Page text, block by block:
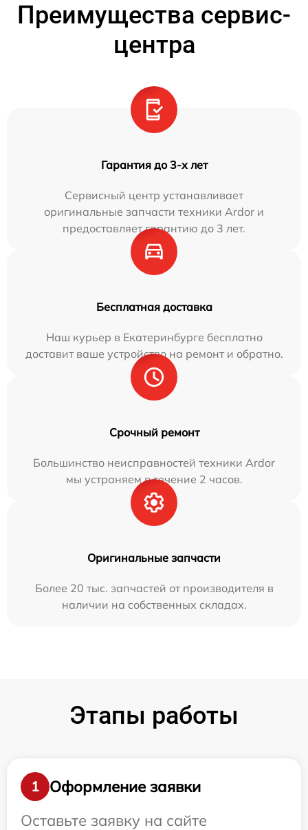
Преимущества сервис-
центра
Гарантия до 3-х лет
Сервисный центр устанавливает
оригинальные запчасти техники Ardor и
предоставляет гарантию до 3 лет.
Бесплатная доставка
Наш курьер в Екатеринбурге бесплатно
доставит ваше устройство на ремонт и обратно.
Срочный ремонт
Большинство неисправностей техники Ardor
мы устраняем в течение 2 часов.
Оригинальные запчасти
Более 20 тыс. запчастей от производителя в
наличии на собственных складах.
Этапы работы
1
Оформление заявки
Оставьте заявку на сайте